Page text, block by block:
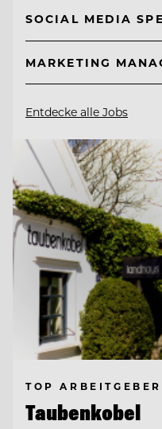
SOCIAL MEDIA
MARKETING
Entdecke alle Jobs
TOP ARBEITGEBER
Taubenkobel